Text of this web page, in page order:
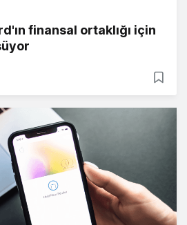
finansal ortaklığı için